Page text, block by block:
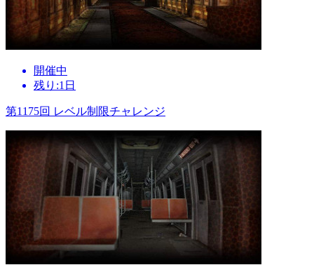
開催中
残り:1日
第1175回 レベル制限チャレンジ